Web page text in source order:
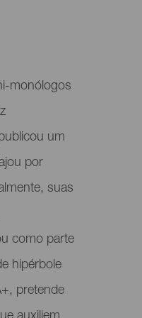
monólogos
um
por
suas
como parte
hipérbole
pretende